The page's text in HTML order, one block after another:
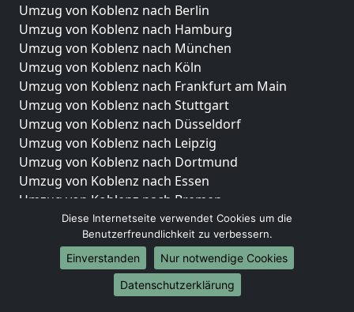
Umzug von Koblenz nach Berlin
Umzug von Koblenz nach Hamburg
Umzug von Koblenz nach München
Umzug von Koblenz nach Köln
Umzug von Koblenz nach Frankfurt am Main
Umzug von Koblenz nach Stuttgart
Umzug von Koblenz nach Düsseldorf
Umzug von Koblenz nach Leipzig
Umzug von Koblenz nach Dortmund
Umzug von Koblenz nach Essen
Umzug von Koblenz nach Bremen
Umzug von Koblenz nach Dresden
Umzug von Koblenz nach Hannover
Umzug von Koblenz nach Nürnberg
Umzug von Koblenz nach Duisburg
Umzug von Koblenz nach Bochum
Diese Internetseite verwendet Cookies um die
Benutzerfreundlichkeit zu verbessern.
Einverstanden
Nur notwendige Cookies
Datenschutzerklärung